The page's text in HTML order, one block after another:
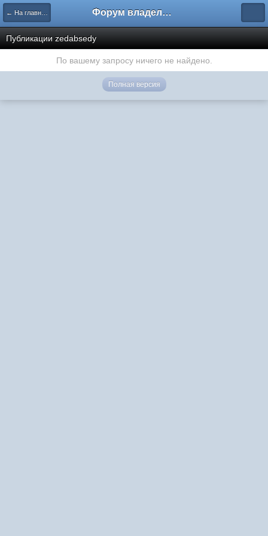
← На главную Форум владельцев интернет-магазинов
Публикации zedabsedy
По вашему запросу ничего не найдено.
Полная версия